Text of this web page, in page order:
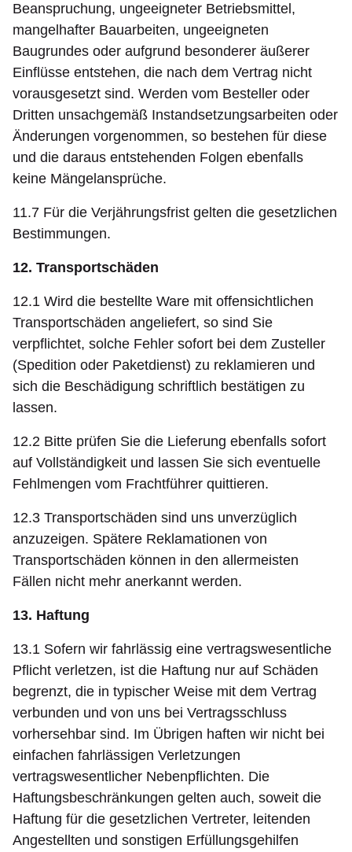
Beanspruchung, ungeeigneter Betriebsmittel,
mangelhafter Bauarbeiten, ungeeigneten
Baugrundes oder aufgrund besonderer äußerer
Einflüsse entstehen, die nach dem Vertrag nicht
vorausgesetzt sind. Werden vom Besteller oder
Dritten unsachgemäß Instandsetzungsarbeiten oder
Änderungen vorgenommen, so bestehen für diese
und die daraus entstehenden Folgen ebenfalls
keine Mängelansprüche.
11.7 Für die Verjährungsfrist gelten die gesetzlichen
Bestimmungen.
12. Transportschäden
12.1 Wird die bestellte Ware mit offensichtlichen
Transportschäden angeliefert, so sind Sie
verpflichtet, solche Fehler sofort bei dem Zusteller
(Spedition oder Paketdienst) zu reklamieren und
sich die Beschädigung schriftlich bestätigen zu
lassen.
12.2 Bitte prüfen Sie die Lieferung ebenfalls sofort
auf Vollständigkeit und lassen Sie sich eventuelle
Fehlmengen vom Frachtführer quittieren.
12.3 Transportschäden sind uns unverzüglich
anzuzeigen. Spätere Reklamationen von
Transportschäden können in den allermeisten
Fällen nicht mehr anerkannt werden.
13. Haftung
13.1 Sofern wir fahrlässig eine vertragswesentliche
Pflicht verletzen, ist die Haftung nur auf Schäden
begrenzt, die in typischer Weise mit dem Vertrag
verbunden und von uns bei Vertragsschluss
vorhersehbar sind. Im Übrigen haften wir nicht bei
einfachen fahrlässigen Verletzungen
vertragswesentlicher Nebenpflichten. Die
Haftungsbeschränkungen gelten auch, soweit die
Haftung für die gesetzlichen Vertreter, leitenden
Angestellten und sonstigen Erfüllungsgehilfen